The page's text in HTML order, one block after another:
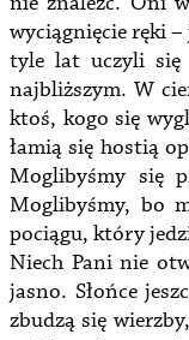
wyciągnięcie ręki
tyle lat uczyli się
najbliższym. W
ktoś, kogo się
łamią się hostią
Moglibyśmy się
Moglibyśmy, bo
pociągu, który
Niech Pani nie
jasno. Słońce
zbudzą się